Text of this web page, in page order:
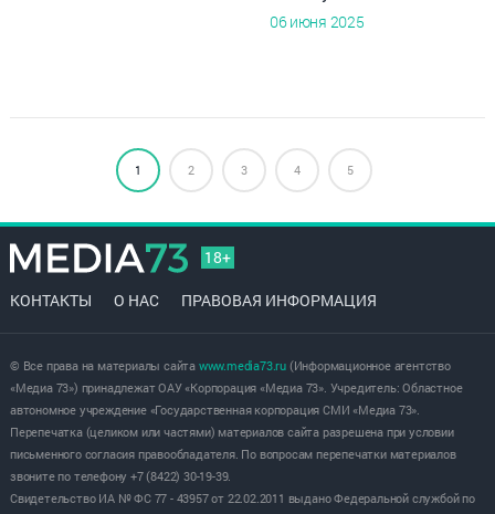
06 июня 2025
1 2 3 4 5
18+
КОНТАКТЫ О НАС ПРАВОВАЯ ИНФОРМАЦИЯ
© Все права на материалы сайта www.media73.ru(Информационное агентство
«Медиа 73») принадлежат ОАУ «Корпорация «Медиа 73». Учредитель: Областное
автономное учреждение «Государственная корпорация СМИ «Медиа 73».
Перепечатка (целиком или частями) материалов сайта разрешена при условии
письменного согласия правообладателя. По вопросам перепечатки материалов
звоните по телефону +7 (8422) 30-19-39.
Свидетельство ИА № ФС 77 - 43957 от 22.02.2011 выдано Федеральной службой по